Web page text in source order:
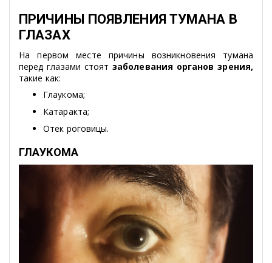
ПРИЧИНЫ ПОЯВЛЕНИЯ ТУМАНА В
ГЛАЗАХ
На первом месте причины возникновения тумана
перед глазами стоят заболевания органов зрения,
такие как:
Глаукома;
Катаракта;
Отек роговицы.
ГЛАУКОМА